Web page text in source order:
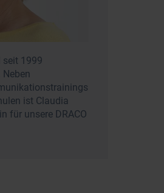
seit 1999
ist Claudia
für unsere DRACO